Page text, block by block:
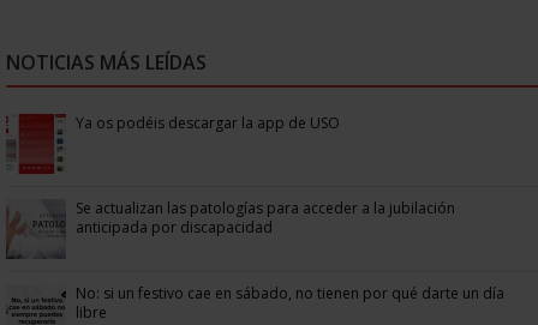
NOTICIAS MÁS LEÍDAS
Ya os podéis descargar la app de USO
Se actualizan las patologías para acceder a la jubilación
anticipada por discapacidad
No: si un festivo cae en sábado, no tienen por qué darte un día
libre